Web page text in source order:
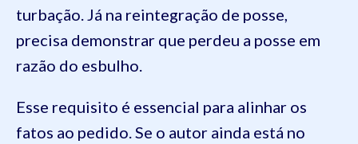
turbação. Já na reintegração de posse,
precisa demonstrar que perdeu a posse em
razão do esbulho.
Esse requisito é essencial para alinhar os
fatos ao pedido. Se o autor ainda está no